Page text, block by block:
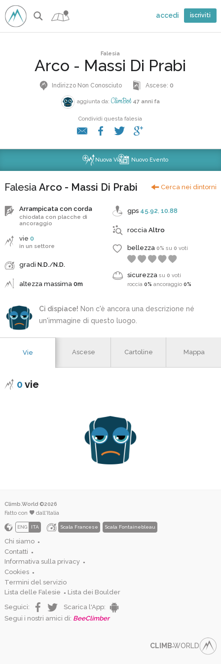
accedi iscriviti
Falesia
Arco - Massi Di Prabi
Indirizzo Non Conosciuto Ascese:0
aggiunta da: ClimBot 47 anni fa
Condividi questa falesia
Nuova Via Nuovo Evento
Falesia Arco - Massi Di Prabi Cerca nei dintorni
Arrampicata con corda
chiodata con placche di
ancoraggio
vie 0
in un settore
gradi N.D./N.D.
altezza massima 0m
gps 45.92,10.88
rocciaAltro
bellezza 0% su 0 voti
sicurezzasu 0 voti
roccia0% ancoraggio0%
Ci dispiace! Non c'è ancora una descrizione né
un'immagine di questo luogo.
Vie Ascese Cartoline Mappa
0 vie
Climb.World ©2026
Fatto con
dall'Italia
ENG ITA Scala Francese Scala Fontainebleau
Chi siamo ●
Contatti ●
Informativa sulla privacy ●
Cookies ●
Termini del servizio
Lista delle Falesie
● Lista dei Boulder
Seguici:
Scarica l'App:
Segui i nostri amici di: BeeClimber
CLIMB●WORLD